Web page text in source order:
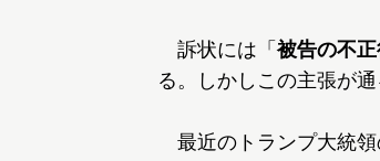
訴状には「被告の不
る。しかしこの主張が
最近のトランプ大統領